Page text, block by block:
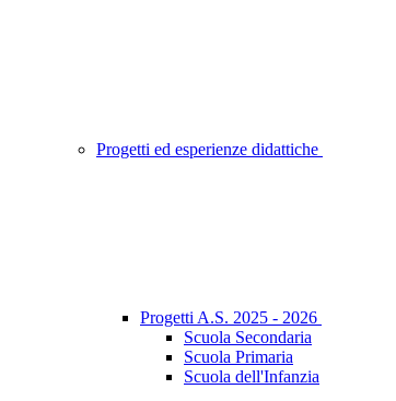
Progetti ed esperienze didattiche
Progetti A.S. 2025 - 2026
Scuola Secondaria
Scuola Primaria
Scuola dell'Infanzia